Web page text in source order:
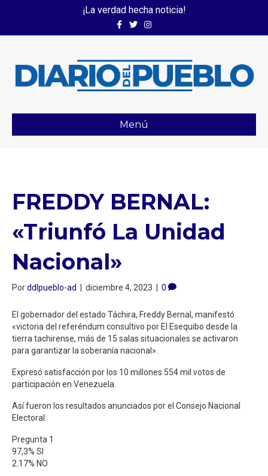
¡La verdad hecha noticia!
FacebookTwitterInstagram
Menú
FREDDY BERNAL:
«Triunfó La Unidad
Nacional»
Porddlpueblo-ad | diciembre 4, 2023 | 0
El gobernador del estado Táchira, Freddy Bernal, manifestó
«victoria del referéndum consultivo por El Esequibo desde la
tierra tachirense, más de 15 salas situacionales se activaron
para garantizar la soberanía nacional».
Expresó satisfacción por los 10 millones 554 mil votos de
participación en Venezuela.
Así fueron los resultados anunciados por el Consejo Nacional
Electoral:
Pregunta 1
97,3% SI
2.17% NO